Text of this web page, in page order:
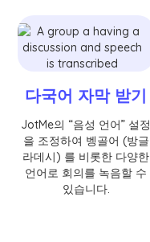
다국어 자막 받기
JotMe의 “음성 언어” 설정
을 조정하여 벵골어 (방글
라데시) 를 비롯한 다양한
언어로 회의를 녹음할 수
있습니다.